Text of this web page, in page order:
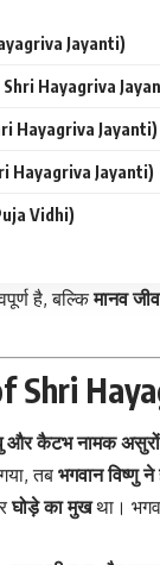
Jayanti)
Shri Hayagriva
Hayagriva Jayanti)
Hayagriva Jayanti)
Vidhi)
है, बल्किमानव
Shri
और कैटभ नामक असुरों
तबभगवान विष्णु
घोड़े का मुखथा।